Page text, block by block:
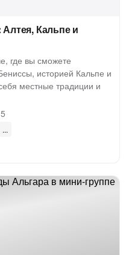
Кальпе и
где вы сможете
историей Кальпе и
местные традиции и